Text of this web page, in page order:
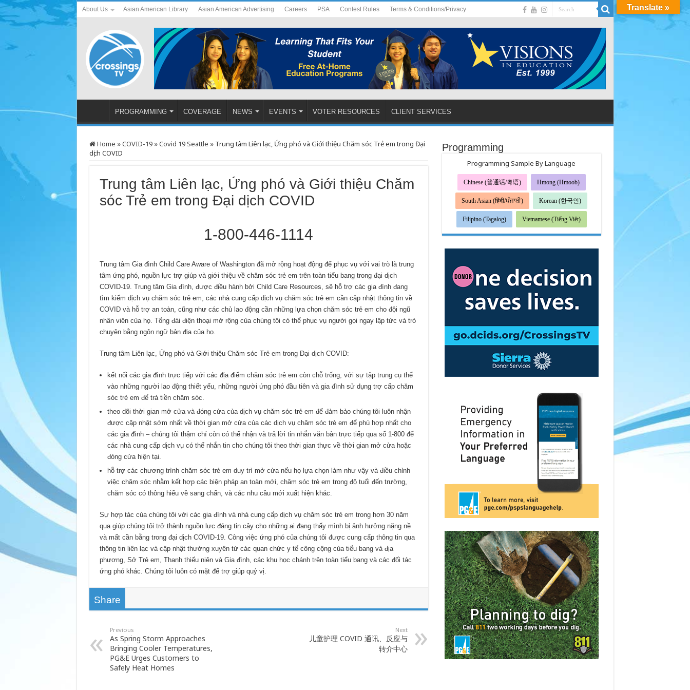
About Us Asian American Library Asian American Advertising Careers PSA Contest Rules Terms & Conditions/Privacy
PROGRAMMING COVERAGE NEWS EVENTS VOTER RESOURCES CLIENT SERVICES
Home »COVID-19 »Covid 19 Seattle » Trung tâm Liên lạc, Ứng phó và Giới thiệu Chăm sóc Trẻ em trong Đại
dịch COVID
Trung tâm Liên lạc, Ứng phó và Giới thiệu Chăm
sóc Trẻ em trong Đại dịch COVID
1-800-446-1114
Trung tâm Gia đình Child Care Aware of Washington đã mở rộng hoạt động để phục vụ với vai trò là trung
tâm ứng phó, nguồn lực trợ giúp và giới thiệu về chăm sóc trẻ em trên toàn tiểu bang trong đại dịch
COVID-19. Trung tâm Gia đình, được điều hành bởi Child Care Resources, sẽ hỗ trợ các gia đình đang
tìm kiếm dịch vụ chăm sóc trẻ em, các nhà cung cấp dịch vụ chăm sóc trẻ em cần cập nhật thông tin về
COVID và hỗ trợ an toàn, cũng như các chủ lao động cần những lựa chọn chăm sóc trẻ em cho đội ngũ
nhân viên của họ. Tổng đài điện thoại mở rộng của chúng tôi có thể phục vụ người gọi ngay lập tức và trò
chuyện bằng ngôn ngữ bản địa của họ.
Trung tâm Liên lạc, Ứng phó và Giới thiệu Chăm sóc Trẻ em trong Đại dịch COVID:
kết nối các gia đình trực tiếp với các địa điểm chăm sóc trẻ em còn chỗ trống, với sự tập trung cụ thể
vào những người lao động thiết yếu, những người ứng phó đầu tiên và gia đình sử dụng trợ cấp chăm
sóc trẻ em để trả tiền chăm sóc.
theo dõi thời gian mở cửa và đóng cửa của dịch vụ chăm sóc trẻ em để đảm bảo chúng tôi luôn nhận
được cập nhật sớm nhất về thời gian mở cửa của các dịch vụ chăm sóc trẻ em để phù hợp nhất cho
các gia đình – chúng tôi thậm chí còn có thể nhận và trả lời tin nhắn văn bản trực tiếp qua số 1-800 để
các nhà cung cấp dịch vụ có thể nhắn tin cho chúng tôi theo thời gian thực về thời gian mở cửa hoặc
đóng cửa hiện tại.
hỗ trợ các chương trình chăm sóc trẻ em duy trì mở cửa nếu họ lựa chọn làm như vậy và điều chỉnh
việc chăm sóc nhằm kết hợp các biện pháp an toàn mới, chăm sóc trẻ em trong độ tuổi đến trường,
chăm sóc có thông hiểu về sang chấn, và các nhu cầu mới xuất hiện khác.
Sự hợp tác của chúng tôi với các gia đình và nhà cung cấp dịch vụ chăm sóc trẻ em trong hơn 30 năm
qua giúp chúng tôi trở thành nguồn lực đáng tin cậy cho những ai đang thấy mình bị ảnh hưởng nặng nề
và mất cần bằng trong đại dịch COVID-19. Công việc ứng phó của chúng tôi được cung cấp thông tin qua
thông tin liên lạc và cập nhật thường xuyên từ các quan chức y tế công cộng của tiểu bang và địa
phương, Sở Trẻ em, Thanh thiếu niên và Gia đình, các khu học chánh trên toàn tiểu bang và các đối tác
ứng phó khác. Chúng tôi luôn có mặt để trợ giúp quý vị.
Share
Previous
As Spring Storm Approaches
Bringing Cooler Temperatures,
PG&E Urges Customers to
Safely Heat Homes
Next
儿童护理 COVID 通讯、反应与
转介中心
Programming
Programming Sample By Language
Chinese (普通话/粤语) Hmong (Hmoob)
South Asian (हिंदी/ਪੰਜਾਬੀ) Korean (한국인)
Filipino (Tagalog) Vietnamese (Tiếng Việt)
Translate »